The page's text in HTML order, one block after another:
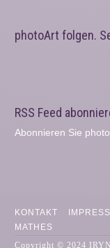
photoArt folgen.
RSS Feed
Abonnieren Sie
KONTAKT
MATHES
Copyright © 2024